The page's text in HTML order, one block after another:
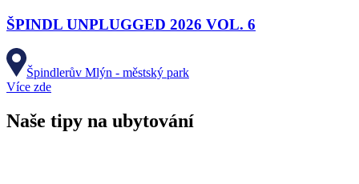
ŠPINDL UNPLUGGED 2026 VOL. 6
Špindlerův Mlýn - městský park
Více zde
Naše tipy na ubytování